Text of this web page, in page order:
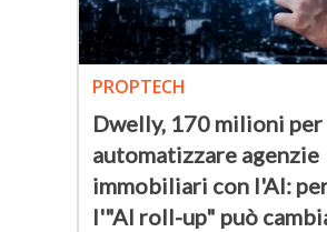
PROPTECH
Dwelly, 170 milioni per
automatizzare agenzie
immobiliari con l'AI:
l'"AI roll-up" può